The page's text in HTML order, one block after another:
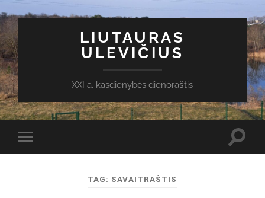
LIUTAURAS
ULEVIČIUS
XXI a. kasdienybės dienoraštis
Toggle
mobile
TAG: SAVAITRAŠTIS